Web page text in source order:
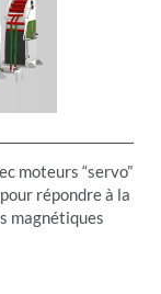
moteurs “servo”
répondre à la
magnétiques